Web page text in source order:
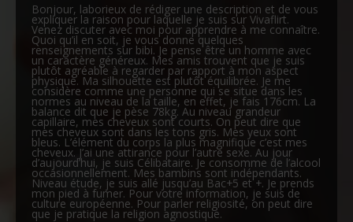
Bonjour, laborieux de rédiger une description et de vous
expliquer la raison pour laquelle je suis sur Vivaflirt.
Venez discuter avec moi pour apprendre à me connaître.
Quoi qu’il en soit, je vous donne quelques
renseignements sur bibi. Je pense être un homme avec
un caractère généreux. Mes amis trouvent que je suis
plutôt agréable à regarder par rapport à mon aspect
physique. Ma silhouette est plutôt équilibrée. Je me
considère comme une personne qui se situe dans les
normes au niveau de la taille, en effet, je fais 176cm. La
balance dit que je pèse 78kg. Au niveau grandeur
capillaire, mes cheveux sont courts. On peut dire que
mes cheveux sont dans les tons gris. Mes yeux sont
bleus. L’élément du corps la plus magnifique c’est mes
cheveux. J’ai une attirance pour l’autre sexe. Au jour
d’aujourd’hui, je suis Célibataire. Je consomme de l’alcool
occasionnellement. Mes bambins sont indépendants.
Niveau étude, je suis allé jusqu’au Bac+5 et +. Je prends
mon pied à fumer. Pour votre information, je suis de
culture européenne. Pour parler religiosité, on peut dire
que je pratique la religion agnostique.